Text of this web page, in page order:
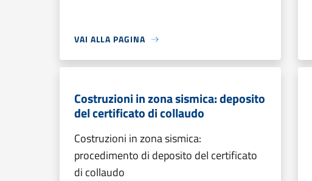
VAI ALLA PAGINA
Costruzioni in zona sismica: deposito
del certificato di collaudo
Costruzioni in zona sismica:
procedimento di deposito del certificato
di collaudo